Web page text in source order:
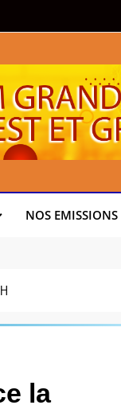
NOS EMISSIONS
la